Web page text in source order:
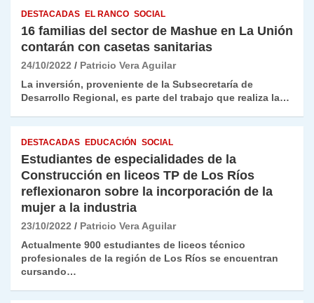
DESTACADAS EL RANCO SOCIAL
16 familias del sector de Mashue en La Unión
contarán con casetas sanitarias
24/10/2022
Patricio Vera Aguilar
La inversión, proveniente de la Subsecretaría de
Desarrollo Regional, es parte del trabajo que realiza la…
DESTACADAS EDUCACIÓN SOCIAL
Estudiantes de especialidades de la
Construcción en liceos TP de Los Ríos
reflexionaron sobre la incorporación de la
mujer a la industria
23/10/2022
Patricio Vera Aguilar
Actualmente 900 estudiantes de liceos técnico
profesionales de la región de Los Ríos se encuentran
cursando…